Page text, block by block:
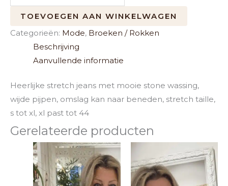
TOEVOEGEN AAN WINKELWAGEN
Categorieën: Mode, Broeken / Rokken
Beschrijving
Aanvullende informatie
Heerlijke stretch jeans met mooie stone wassing,
wijde pijpen, omslag kan naar beneden, stretch taille,
s tot xl, xl past tot 44
Gerelateerde producten
Dit
product
heeft
Dit
product
heeft